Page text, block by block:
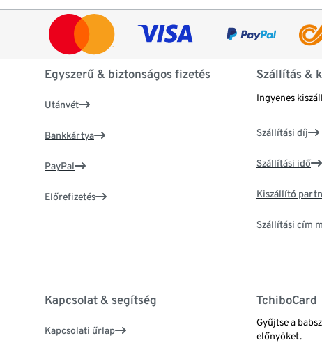
Egyszerű & biztonságos fizetés
Utánvét
Bankkártya
PayPal
Előrefizetés
Szállítás &
Ingyenes
Szállítási díj
Szállítási idő
Kiszállító
Szállítási cím
Kapcsolat & segítség
Kapcsolati űrlap
TchiboCard
Gyűjtse a
előnyöket.